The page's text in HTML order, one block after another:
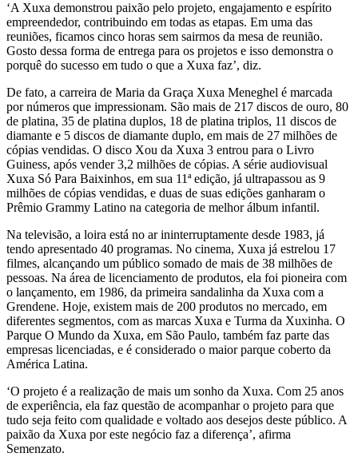
‘A Xuxa demonstrou paixão pelo projeto, engajamento e espírito
empreendedor, contribuindo em todas as etapas. Em uma das
reuniões, ficamos cinco horas sem sairmos da mesa de reunião.
Gosto dessa forma de entrega para os projetos e isso demonstra o
porquê do sucesso em tudo o que a Xuxa faz’, diz.
De fato, a carreira de Maria da Graça Xuxa Meneghel é marcada
por números que impressionam. São mais de 217 discos de ouro, 80
de platina, 35 de platina duplos, 18 de platina triplos, 11 discos de
diamante e 5 discos de diamante duplo, em mais de 27 milhões de
cópias vendidas. O disco Xou da Xuxa 3 entrou para o Livro
Guiness, após vender 3,2 milhões de cópias. A série audiovisual
Xuxa Só Para Baixinhos, em sua 11ª edição, já ultrapassou as 9
milhões de cópias vendidas, e duas de suas edições ganharam o
Prêmio Grammy Latino na categoria de melhor álbum infantil.
Na televisão, a loira está no ar ininterruptamente desde 1983, já
tendo apresentado 40 programas. No cinema, Xuxa já estrelou 17
filmes, alcançando um público somado de mais de 38 milhões de
pessoas. Na área de licenciamento de produtos, ela foi pioneira com
o lançamento, em 1986, da primeira sandalinha da Xuxa com a
Grendene. Hoje, existem mais de 200 produtos no mercado, em
diferentes segmentos, com as marcas Xuxa e Turma da Xuxinha. O
Parque O Mundo da Xuxa, em São Paulo, também faz parte das
empresas licenciadas, e é considerado o maior parque coberto da
América Latina.
‘O projeto é a realização de mais um sonho da Xuxa. Com 25 anos
de experiência, ela faz questão de acompanhar o projeto para que
tudo seja feito com qualidade e voltado aos desejos deste público. A
paixão da Xuxa por este negócio faz a diferença’, afirma
Semenzato.